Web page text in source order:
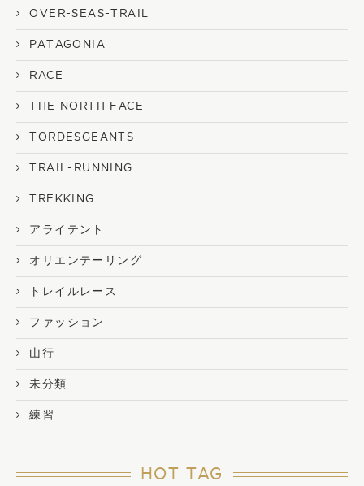
OVER-SEAS-TRAIL
PATAGONIA
RACE
THE NORTH FACE
TORDESGEANTS
TRAIL-RUNNING
TREKKING
アライテント
オリエンテーリング
トレイルレース
ファッション
山行
未分類
練習
HOT TAG